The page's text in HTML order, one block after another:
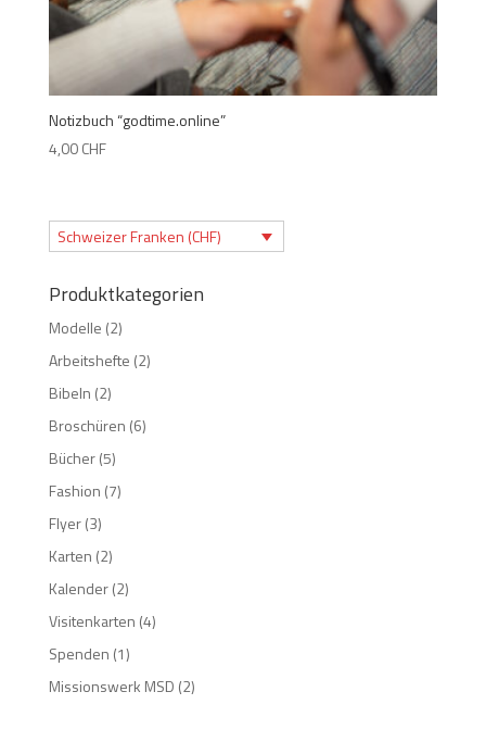
Notizbuch “godtime.online”
4,00CHF
Schweizer Franken (CHF)
Produktkategorien
Modelle (2)
Arbeitshefte (2)
Bibeln (2)
Broschüren (6)
Bücher (5)
Fashion (7)
Flyer (3)
Karten (2)
Kalender (2)
Visitenkarten (4)
Spenden (1)
Missionswerk MSD (2)